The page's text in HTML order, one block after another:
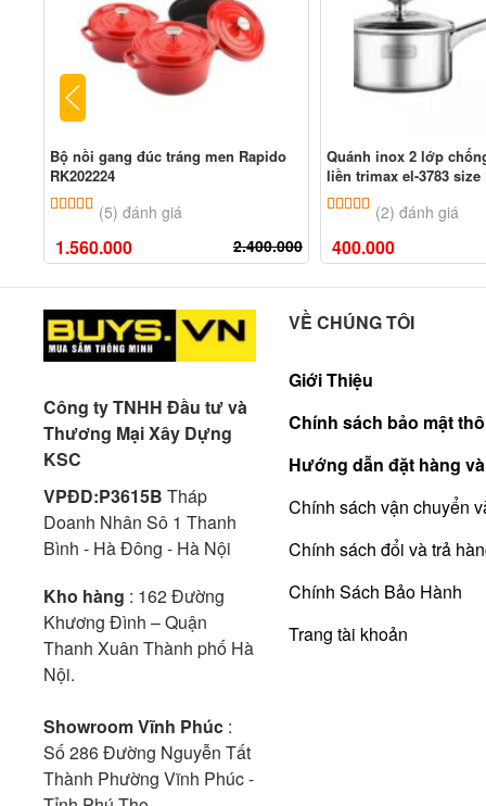
Bộ nồi gang đúc tráng men Rapido
RK202224
5.00 trên 5 dựa trên
(5) đánh giá
1.560.000 2.400.000
Quánh inox 2 lớp
liền trimax el-3783 size
5.00 trên 5 dựa
(2) đánh giá
400.000
Công ty TNHH Đầu tư và
Thương Mại Xây Dựng
KSC
VPĐD:P3615B Tháp
Doanh Nhân Sô 1 Thanh
Bình - Hà Đông - Hà Nội
Kho hàng : 162 Đường
Khương Đình – Quận
Thanh Xuân Thành phố Hà
Nội.
Showroom Vĩnh Phúc :
Số 286 Đường Nguyễn Tất
Thành Phường Vĩnh Phúc -
VỀ CHÚNG TÔI
Giới Thiệu
Chính sách bảo mật
Hướng dẫn đặt hàng
Chính sách vận chuyển
Chính sách đổi và trả
Chính Sách Bảo Hành
Trang tài khoản